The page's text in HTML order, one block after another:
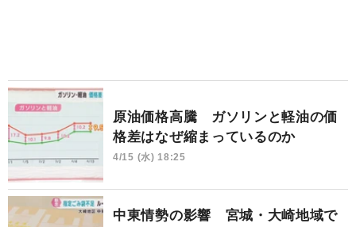
原油価格高騰 ガソリンと軽油の価
格差はなぜ縮まっているのか
4/15 (水) 18:25
中東情勢の影響 宮城・大崎地域で